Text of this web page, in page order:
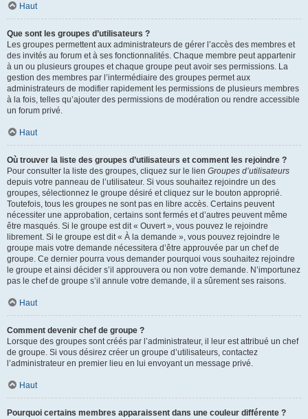
Haut
Que sont les groupes d’utilisateurs ?
Les groupes permettent aux administrateurs de gérer l’accès des membres et
des invités au forum et à ses fonctionnalités. Chaque membre peut appartenir
à un ou plusieurs groupes et chaque groupe peut avoir ses permissions. La
gestion des membres par l’intermédiaire des groupes permet aux
administrateurs de modifier rapidement les permissions de plusieurs membres
à la fois, telles qu’ajouter des permissions de modération ou rendre accessible
un forum privé.
Haut
Où trouver la liste des groupes d’utilisateurs et comment les rejoindre ?
Pour consulter la liste des groupes, cliquez sur le lien Groupes d’utilisateurs
depuis votre panneau de l’utilisateur. Si vous souhaitez rejoindre un des
groupes, sélectionnez le groupe désiré et cliquez sur le bouton approprié.
Toutefois, tous les groupes ne sont pas en libre accès. Certains peuvent
nécessiter une approbation, certains sont fermés et d’autres peuvent même
être masqués. Si le groupe est dit « Ouvert », vous pouvez le rejoindre
librement. Si le groupe est dit « À la demande », vous pouvez rejoindre le
groupe mais votre demande nécessitera d’être approuvée par un chef de
groupe. Ce dernier pourra vous demander pourquoi vous souhaitez rejoindre
le groupe et ainsi décider s’il approuvera ou non votre demande. N’importunez
pas le chef de groupe s’il annule votre demande, il a sûrement ses raisons.
Haut
Comment devenir chef de groupe ?
Lorsque des groupes sont créés par l’administrateur, il leur est attribué un chef
de groupe. Si vous désirez créer un groupe d’utilisateurs, contactez
l’administrateur en premier lieu en lui envoyant un message privé.
Haut
Pourquoi certains membres apparaissent dans une couleur différente ?